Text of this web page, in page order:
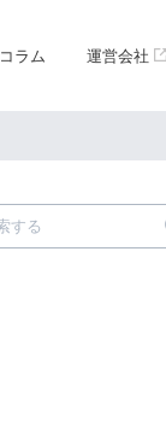
コラム 運営会社